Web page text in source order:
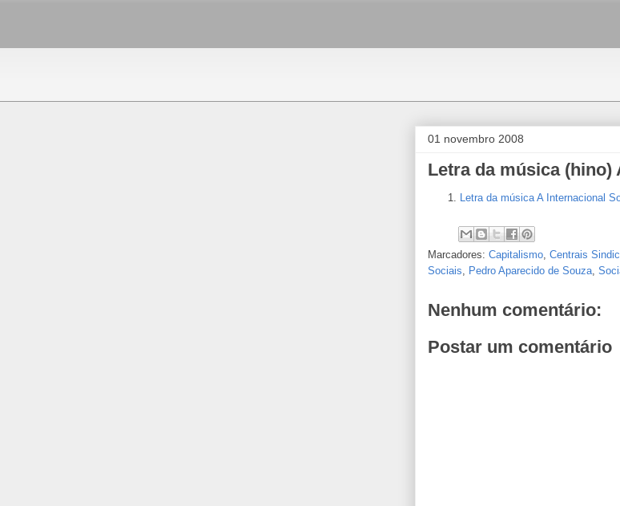
01 novembro 2008
Letra da música
Letra da música A Internacional
Marcadores: Capitalismo, Centrais
Sociais, Pedro Aparecido de Souza,
Nenhum comentário:
Postar um comentário